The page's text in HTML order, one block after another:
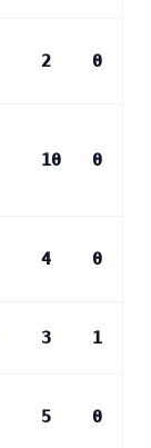
2 0
10 0
4 0
3 1
5 0